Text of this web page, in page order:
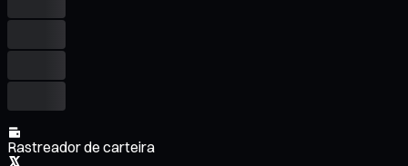
Rastreador de carteira